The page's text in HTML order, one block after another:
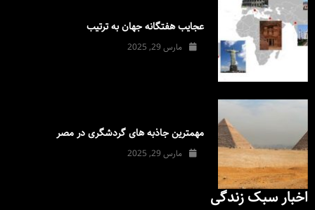
عجایب هفتگانه جهان به ترتیب
مارس 29, 2025
مهمترین جاذبه های گردشگری در مصر
مارس 29, 2025
اخبار سبک زندگی